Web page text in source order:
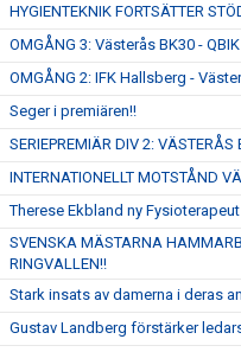
HYGIENTEKNIK FORTSÄTTER
OMGÅNG 3: Västerås BK30 - QBIK
OMGÅNG 2: IFK Hallsberg -
Seger i premiären!!
SERIEPREMIÄR DIV 2:
INTERNATIONELLT MOTSTÅND
Therese Ekbland ny
SVENSKA MÄSTARNA
RINGVALLEN!!
Stark insats av damerna i deras
Gustav Landberg förstärker